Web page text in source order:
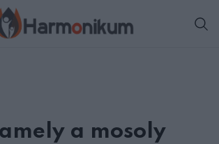
a mosoly